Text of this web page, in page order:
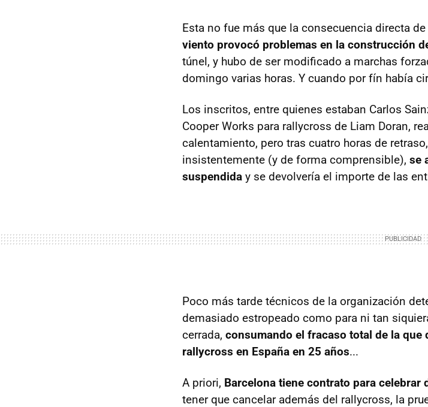
Esta no fue más que la consecuencia directa
viento provocó problemas en la construcción
túnel, y hubo de ser modificado a marchas
domingo varias horas. Y cuando por fín había
Los inscritos, entre quienes estaban Carlos
Cooper Works para rallycross de Liam Doran,
calentamiento, pero tras cuatro horas de
insistentemente (y de forma comprensible), se
suspendida y se devolvería el importe de las
Poco más tarde técnicos de la organización
demasiado estropeado como para ni tan
cerrada, consumando el fracaso total de la que
rallycross en España en 25 años...
A priori, Barcelona tiene contrato para celebrar
tener que cancelar además del rallycross, la